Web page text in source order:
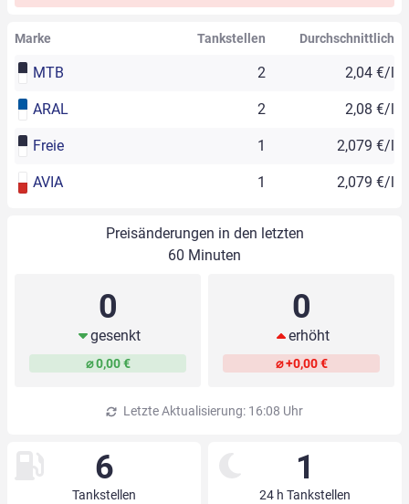
Marke Tankstellen Durchschnittlich
MTB 2 2,04 €/l
ARAL 2 2,08 €/l
Freie 1 2,079 €/l
AVIA 1 2,079 €/l
Preisänderungen in den letzten
60 Minuten
0
gesenkt
⌀ 0,00 €
0
erhöht
⌀ +0,00 €
Letzte Aktualisierung: 16:08 Uhr
6
Tankstellen
1
24 h Tankstellen